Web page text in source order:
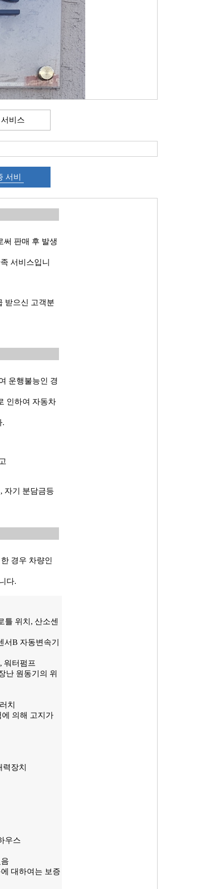
비스
서비
써 판매 후 발생
서비스입니
받으신 고객분
운행불능인 경
인하여 자동차
.
자기 분담금등
경우 차량인
다.
틀 위치, 산소센
B 자동변속기
워터펌프
난 원동기의 위
치
의해 고지가
장치
우스
대하여는 보증